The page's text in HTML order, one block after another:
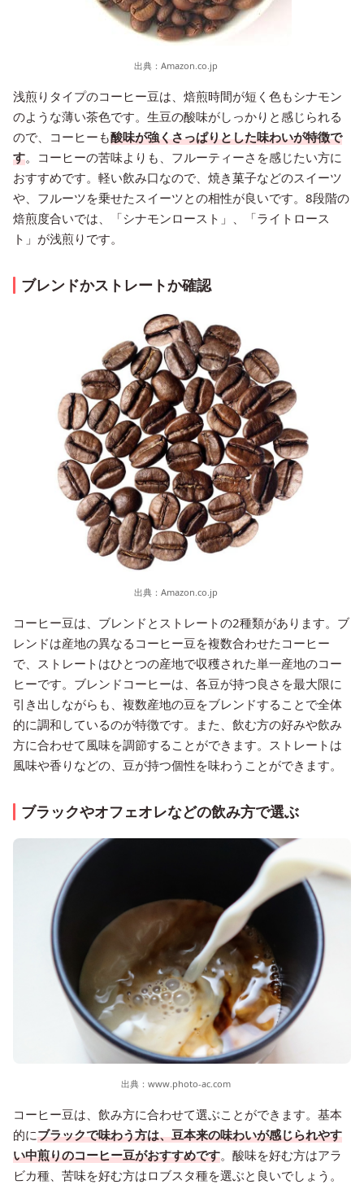
出典： Amazon.co.jp
浅煎りタイプのコーヒー豆は、焙煎時間が短く色もシナモン
のような薄い茶色です。生豆の酸味がしっかりと感じられる
ので、コーヒーも酸味が強くさっぱりとした味わいが特徴で
す。コーヒーの苦味よりも、フルーティーさを感じたい方に
おすすめです。軽い飲み口なので、焼き菓子などのスイーツ
や、フルーツを乗せたスイーツとの相性が良いです。8段階の
焙煎度合いでは、「シナモンロースト」、「ライトロース
ト」が浅煎りです。
ブレンドかストレートか確認
出典： Amazon.co.jp
コーヒー豆は、ブレンドとストレートの2種類があります。ブ
レンドは産地の異なるコーヒー豆を複数合わせたコーヒー
で、ストレートはひとつの産地で収穫された単一産地のコー
ヒーです。ブレンドコーヒーは、各豆が持つ良さを最大限に
引き出しながらも、複数産地の豆をブレンドすることで全体
的に調和しているのが特徴です。また、飲む方の好みや飲み
方に合わせて風味を調節することができます。ストレートは
風味や香りなどの、豆が持つ個性を味わうことができます。
ブラックやオフェオレなどの飲み方で選ぶ
出典： www.photo-ac.com
コーヒー豆は、飲み方に合わせて選ぶことができます。基本
的にブラックで味わう方は、豆本来の味わいが感じられやす
い中煎りのコーヒー豆がおすすめです。酸味を好む方はアラ
ビカ種、苦味を好む方はロブスタ種を選ぶと良いでしょう。